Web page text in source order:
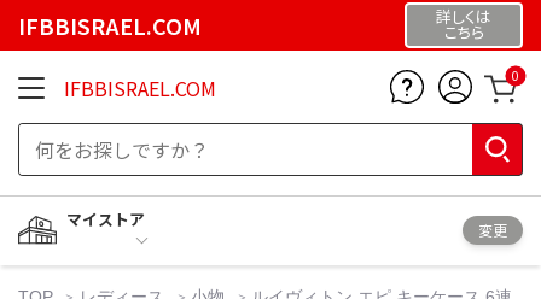
IFBBISRAEL.COM 詳しくは
こちら
IFBBISRAEL.COM 0
マイストア
変更